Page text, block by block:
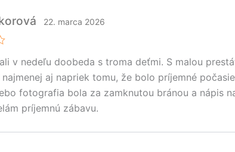
22. marca 2026
v nedeľu doobeda s troma deťmi. S malou
najmenej aj napriek tomu, že bolo príjemné
fotografia bola za zamknutou bránou a nápis
príjemnú zábavu.